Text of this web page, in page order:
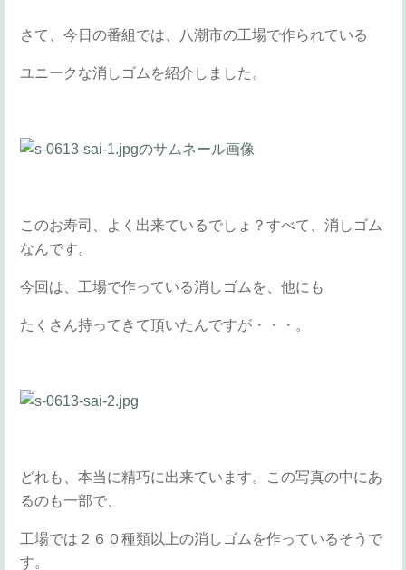
さて、今日の番組では、八潮市の工場で作られている
ユニークな消しゴムを紹介しました。
このお寿司、よく出来ているでしょ？すべて、消しゴム
なんです。
今回は、工場で作っている消しゴムを、他にも
たくさん持ってきて頂いたんですが・・・。
どれも、本当に精巧に出来ています。この写真の中にあ
るのも一部で、
工場では２６０種類以上の消しゴムを作っているそうで
す。